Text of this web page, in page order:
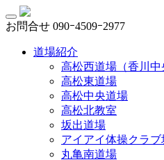
お問合せ 090ｰ4509ｰ2977
道場紹介
高松西道場（香川中
高松東道場
高松中央道場
高松北教室
坂出道場
アイアイ体操クラ
丸亀南道場